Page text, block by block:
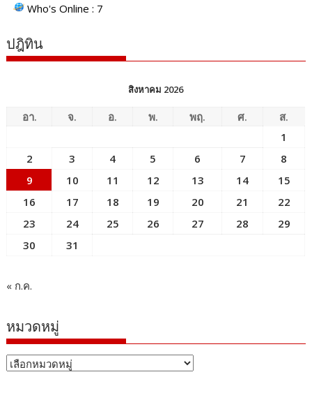
Who's Online : 7
ปฎิทิน
สิงหาคม 2026
อา. จ. อ. พ. พฤ. ศ.
ส.
1
2
3 4 5 6 7
8
9
10 11 12 13 14
15
16
17 18 19 20 21
22
23
24 25 26 27 28
29
30
31
« ก.ค.
หมวดหมู่
หมวด